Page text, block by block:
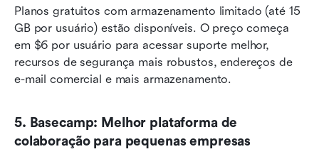
Planos gratuitos com armazenamento limitado (até 15
GB por usuário) estão disponíveis. O preço começa
em $6 por usuário para acessar suporte melhor,
recursos de segurança mais robustos, endereços de
e-mail comercial e mais armazenamento.
5. Basecamp: Melhor plataforma de
colaboração para pequenas empresas